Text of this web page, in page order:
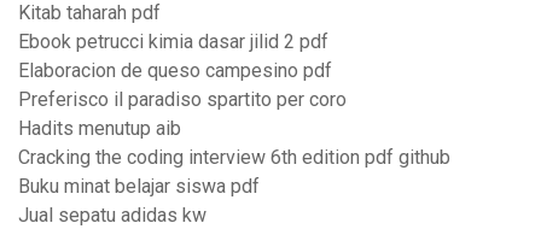
Kitab taharah pdf
Ebook petrucci kimia dasar jilid 2 pdf
Elaboracion de queso campesino pdf
Preferisco il paradiso spartito per coro
Hadits menutup aib
Cracking the coding interview 6th edition pdf github
Buku minat belajar siswa pdf
Jual sepatu adidas kw